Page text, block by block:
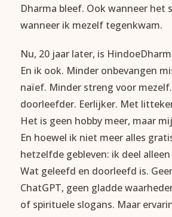
Dharma bleef. Ook wanneer het
wanneer ik mezelf tegenkwam.
Nu, 20 jaar later, is
En ik ook. Minder onbevangen
naïef. Minder streng voor
doorleefder. Eerlijker. Met
Het is geen hobby meer, maar
En hoewel ik niet meer alles
hetzelfde gebleven: ik deel
Wat geleefd en doorleefd is.
ChatGPT, geen gladde
of spirituele slogans. Maar